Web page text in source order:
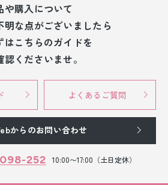
や購入について
明な点がございましたら
はこちらのガイドを
認くださいませ。
よくあるご質問
からのお問い合わせ
252 10:00〜17:00（土日定休）